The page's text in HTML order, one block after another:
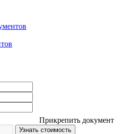
Прикрепить документ